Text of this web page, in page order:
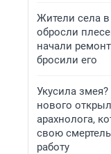
Жители села
обросли
начали
бросили его
Укусила змея?
нового
арахнолога,
свою
работу